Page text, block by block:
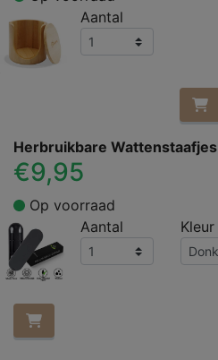
Aantal
Herbruikbare Wattenstaafjes
€9,95
Op voorraad
Aantal
Kleur